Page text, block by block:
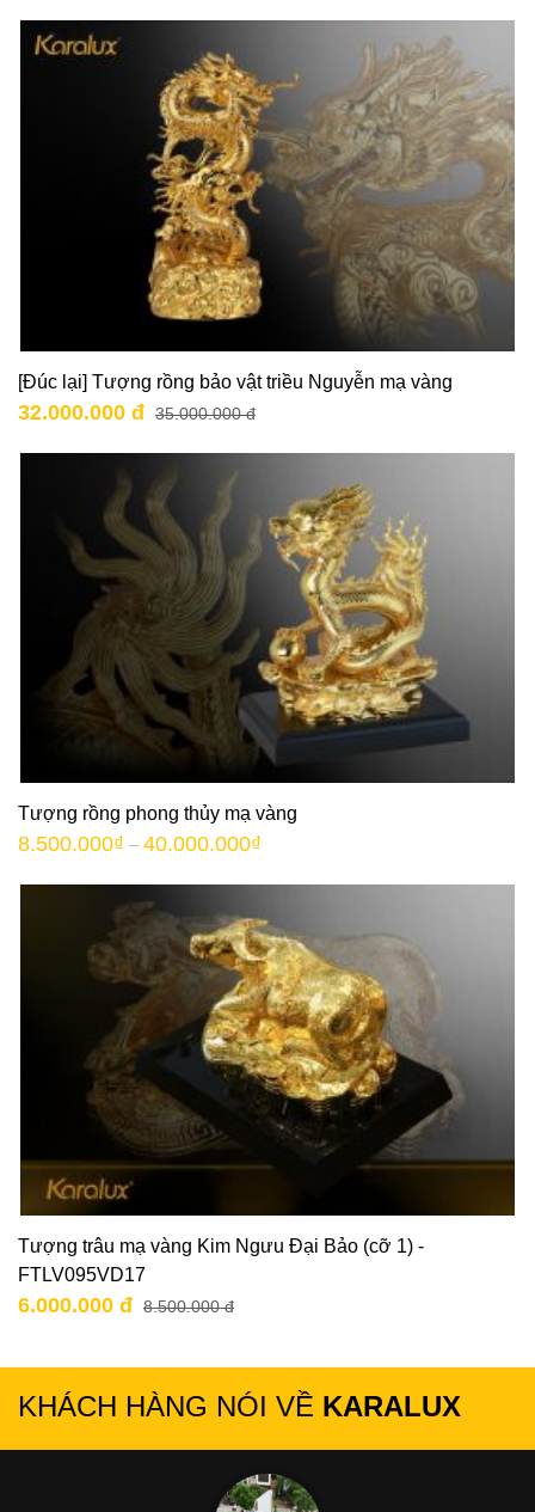
[Đúc lại] Tượng rồng bảo vật triều Nguyễn mạ vàng
32.000.000 đ 35.000.000 đ
Tượng rồng phong thủy mạ vàng
8.500.000₫ – 40.000.000₫
Tượng trâu mạ vàng Kim Ngưu Đại Bảo (cỡ 1) -
FTLV095VD17
6.000.000 đ 8.500.000 đ
KHÁCH HÀNG NÓI VỀ KARALUX